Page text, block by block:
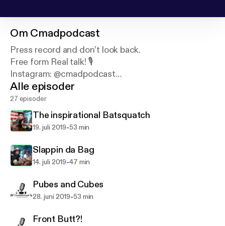
Om Cmadpodcast
Press record and don’t look back.
Free form Real talk! 🎙
Instagram: @cmadpodcast
Email: Cmadpodcast@gmail.com Support this
podcast:https://anchor.fm/chance-and-mark/suppo
rt
Alle episoder
27 episoder
The inspirational Batsquatch
19. juli 2019-53 min
Slappin da Bag
14. juli 2019-47 min
Pubes and Cubes
28. juni 2019-53 min
Front Butt?!